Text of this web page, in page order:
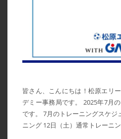
皆さん、こんにちは！松原エリ
デミー事務局です。 2025年7月
です。 7月のトレーニングスケジ
ニング 12日（土）通常トレーニ